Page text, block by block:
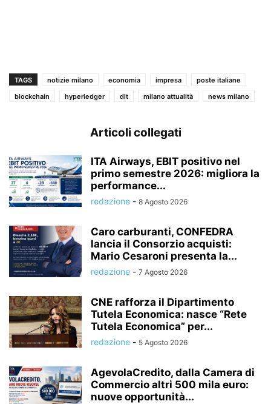
TAGS notizie milano economia impresa
poste italiane
blockchain
hyperledger dlt milano attualità news milano
Articoli collegati
ITA Airways, EBIT positivo nel
primo semestre 2026: migliora la
performance...
redazione - 8 Agosto 2026
Caro carburanti, CONFEDRA
lancia il Consorzio acquisti:
Mario Cesaroni presenta la...
redazione - 7 Agosto 2026
CNE rafforza il Dipartimento
Tutela Economica: nasce “Rete
Tutela Economica” per...
redazione - 5 Agosto 2026
AgevolaCredito, dalla Camera di
Commercio altri 500 mila euro:
nuove opportunità...